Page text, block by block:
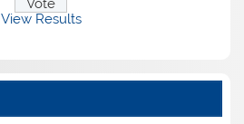
View Results